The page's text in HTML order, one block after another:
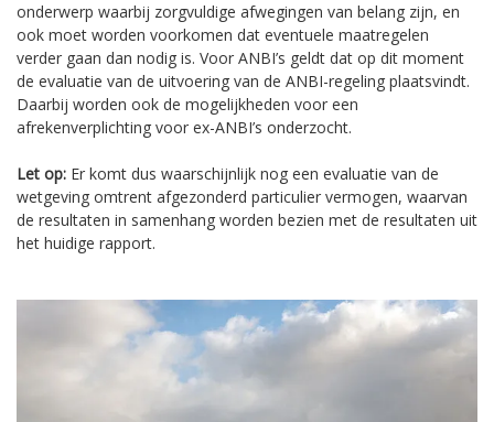
onderwerp waarbij zorgvuldige afwegingen van belang zijn, en
ook moet worden voorkomen dat eventuele maatregelen
verder gaan dan nodig is. Voor ANBI’s geldt dat op dit moment
de evaluatie van de uitvoering van de ANBI-regeling plaatsvindt.
Daarbij worden ook de mogelijkheden voor een
afrekenverplichting voor ex-ANBI’s onderzocht.
Let op: Er komt dus waarschijnlijk nog een evaluatie van de
wetgeving omtrent afgezonderd particulier vermogen, waarvan
de resultaten in samenhang worden bezien met de resultaten uit
het huidige rapport.